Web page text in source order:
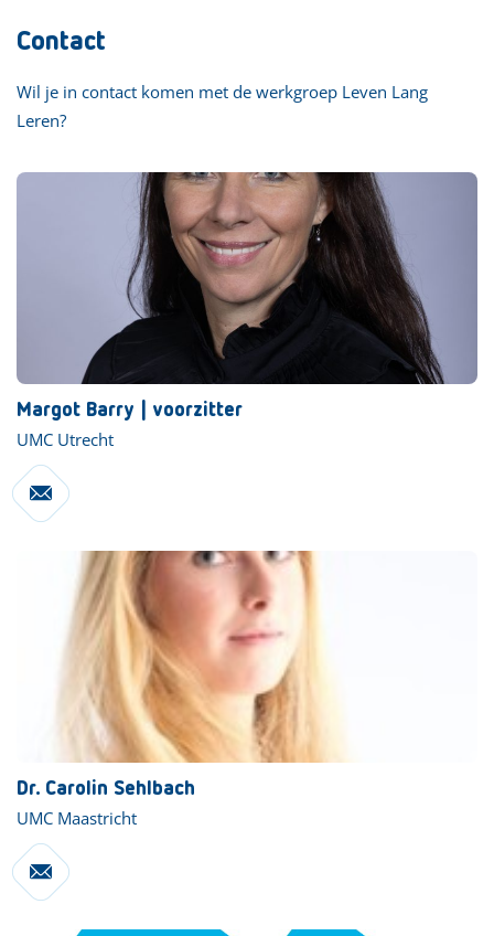
Contact
Wil je in contact komen met de werkgroep Leven Lang
Leren?
Margot Barry | voorzitter
UMC Utrecht
Dr. Carolin Sehlbach
UMC Maastricht